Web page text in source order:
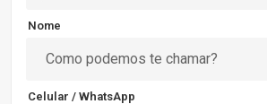
Nome
Celular / WhatsApp